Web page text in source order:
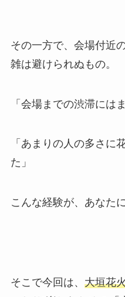
その一方で、会場付近
雑は避けられぬもの。
「会場までの渋滞には
「あまりの人の多さに
た」
こんな経験が、あなた
そこで今回は、 大垣花